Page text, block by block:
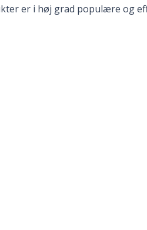
er i høj grad populære og